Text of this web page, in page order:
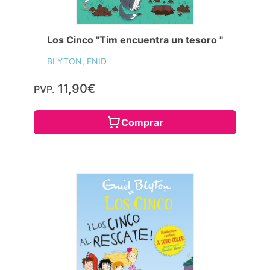
Los Cinco "Tim encuentra un tesoro "
BLYTON, ENID
PVP. 11,90€
Comprar